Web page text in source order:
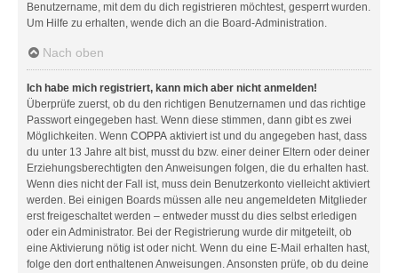
Benutzername, mit dem du dich registrieren möchtest, gesperrt wurden.
Um Hilfe zu erhalten, wende dich an die Board-Administration.
Nach oben
Ich habe mich registriert, kann mich aber nicht anmelden!
Überprüfe zuerst, ob du den richtigen Benutzernamen und das richtige
Passwort eingegeben hast. Wenn diese stimmen, dann gibt es zwei
Möglichkeiten. Wenn COPPA aktiviert ist und du angegeben hast, dass
du unter 13 Jahre alt bist, musst du bzw. einer deiner Eltern oder deiner
Erziehungsberechtigten den Anweisungen folgen, die du erhalten hast.
Wenn dies nicht der Fall ist, muss dein Benutzerkonto vielleicht aktiviert
werden. Bei einigen Boards müssen alle neu angemeldeten Mitglieder
erst freigeschaltet werden – entweder musst du dies selbst erledigen
oder ein Administrator. Bei der Registrierung wurde dir mitgeteilt, ob
eine Aktivierung nötig ist oder nicht. Wenn du eine E-Mail erhalten hast,
folge den dort enthaltenen Anweisungen. Ansonsten prüfe, ob du deine